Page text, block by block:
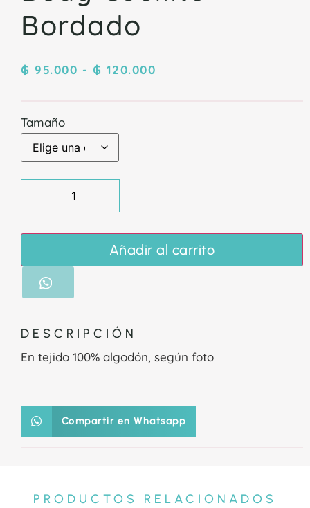
Bordado
₲ 95.000 - ₲ 120.000
Tamaño
Añadir al carrito
DESCRIPCIÓN
En tejido 100% algodón, según foto
Compartir en Whatsapp
PRODUCTOS RELACIONADOS